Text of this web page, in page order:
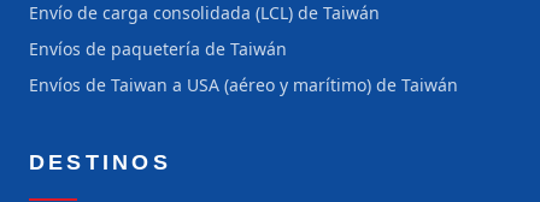
Envío de carga consolidada (LCL) de Taiwán
Envíos de paquetería de Taiwán
Envíos de Taiwan a USA (aéreo y marítimo) de Taiwán
DESTINOS